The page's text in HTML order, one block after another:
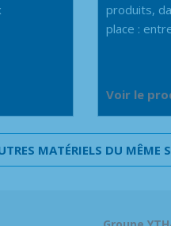
produits,
place :
Voir le
MATÉRIELS DU MÊME